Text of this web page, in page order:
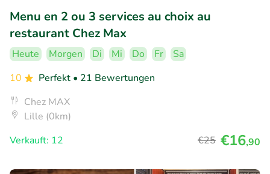
Menu en 2 ou 3 services au choix au
restaurant Chez Max
Heute Morgen Di Mi Do Fr
Sa
10
Perfekt • 21 Bewertungen
Chez MAX
Lille (0km)
Verkauft: 12
€25 €16,90